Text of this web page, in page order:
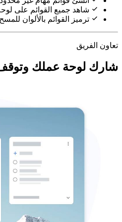
شاهد جميع القوائم على
ترميز القوائم بالألوان
تعاون الفريق
شارك لوحة عملك